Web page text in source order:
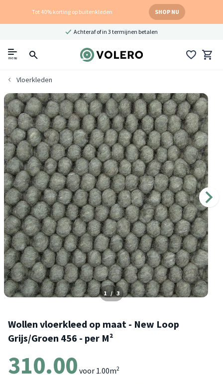
Tot 40% korting op buitenkleden SHOP NU
Achteraf of in 3 termijnen betalen
menu
Vloerkleden
1 / 3
Wollen vloerkleed op maat - New Loop
Grijs/Groen 456 - per M²
310.00 voor 1.00m2